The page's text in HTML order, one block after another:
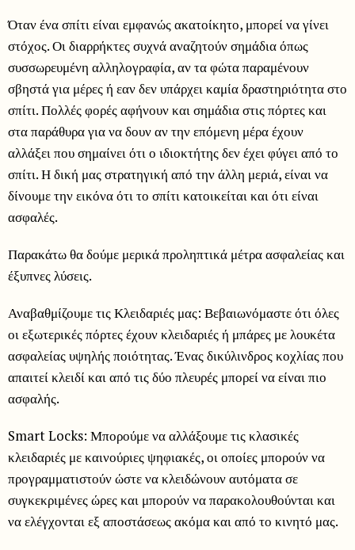
Όταν ένα σπίτι είναι εμφανώς ακατοίκητο, μπορεί να γίνει
στόχος. Οι διαρρήκτες συχνά αναζητούν σημάδια όπως
συσσωρευμένη αλληλογραφία, αν τα φώτα παραμένουν
σβηστά για μέρες ή εαν δεν υπάρχει καμία δραστηριότητα στο
σπίτι. Πολλές φορές αφήνουν και σημάδια στις πόρτες και
στα παράθυρα για να δουν αν την επόμενη μέρα έχουν
αλλάξει που σημαίνει ότι ο ιδιοκτήτης δεν έχει φύγει από το
σπίτι. Η δική μας στρατηγική από την άλλη μεριά, είναι να
δίνουμε την εικόνα ότι το σπίτι κατοικείται και ότι είναι
ασφαλές.
Παρακάτω θα δούμε μερικά προληπτικά μέτρα ασφαλείας και
έξυπνες λύσεις.
Αναβαθμίζουμε τις Κλειδαριές μας: Βεβαιωνόμαστε ότι όλες
οι εξωτερικές πόρτες έχουν κλειδαριές ή μπάρες με λουκέτα
ασφαλείας υψηλής ποιότητας. Ένας δικύλινδρος κοχλίας που
απαιτεί κλειδί και από τις δύο πλευρές μπορεί να είναι πιο
ασφαλής.
Smart Locks: Μπορούμε να αλλάξουμε τις κλασικές
κλειδαριές με καινούριες ψηφιακές, οι οποίες μπορούν να
προγραμματιστούν ώστε να κλειδώνουν αυτόματα σε
συγκεκριμένες ώρες και μπορούν να παρακολουθούνται και
να ελέγχονται εξ αποστάσεως ακόμα και από το κινητό μας.